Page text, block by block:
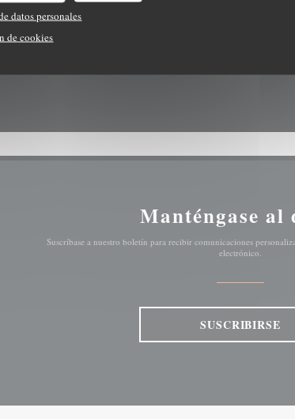
datos personales
de cookies
41
((abre en una nueva ventana))
Manténgase al
Suscríbase a nuestro boletín para recibir comunicaciones
electrónico.
SUSCRIBIRSE